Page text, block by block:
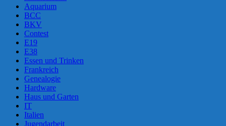
Aquarium
BCC
BKV
Contest
E19
E38
Essen und Trinken
Frankreich
Genealogie
Hardware
Haus und Garten
IT
Italien
Jugendarbeit